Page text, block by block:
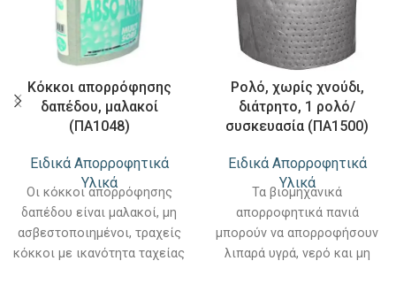
Κόκκοι απορρόφησης
δαπέδου, μαλακοί
(ΠΑ1048)
Ειδικά Απορροφητικά
Υλικά
Οι κόκκοι απορρόφησης
δαπέδου είναι μαλακοί, μη
ασβεστοποιημένοι, τραχείς
κόκκοι με ικανότητα ταχείας
Ρολό, χωρίς χνούδι,
διάτρητο, 1 ρολό/
συσκευασία (ΠΑ1500)
Ειδικά Απορροφητικά
Υλικά
Τα βιομηχανικά
απορροφητικά πανιά
μπορούν να απορροφήσουν
λιπαρά υγρά, νερό και μη